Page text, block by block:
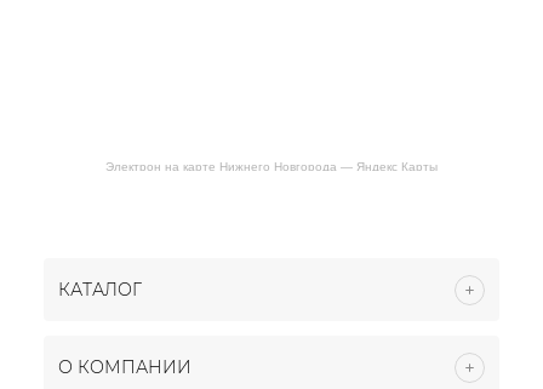
Электрон на карте Нижнего Новгорода — Яндекс Карты
КАТАЛОГ
О КОМПАНИИ